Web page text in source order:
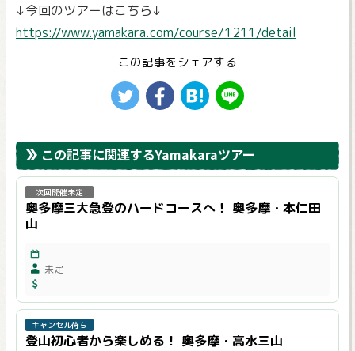
↓今回のツアーはこちら↓
https://www.yamakara.com/course/1211/detail
この記事をシェアする
この記事に関連するYamakaraツアー
次回開催未定
奥多摩三大急登のハードコースへ！ 奥多摩・本仁田
山
-
未定
-
キャンセル待ち
登山初心者から楽しめる！ 奥多摩・高水三山